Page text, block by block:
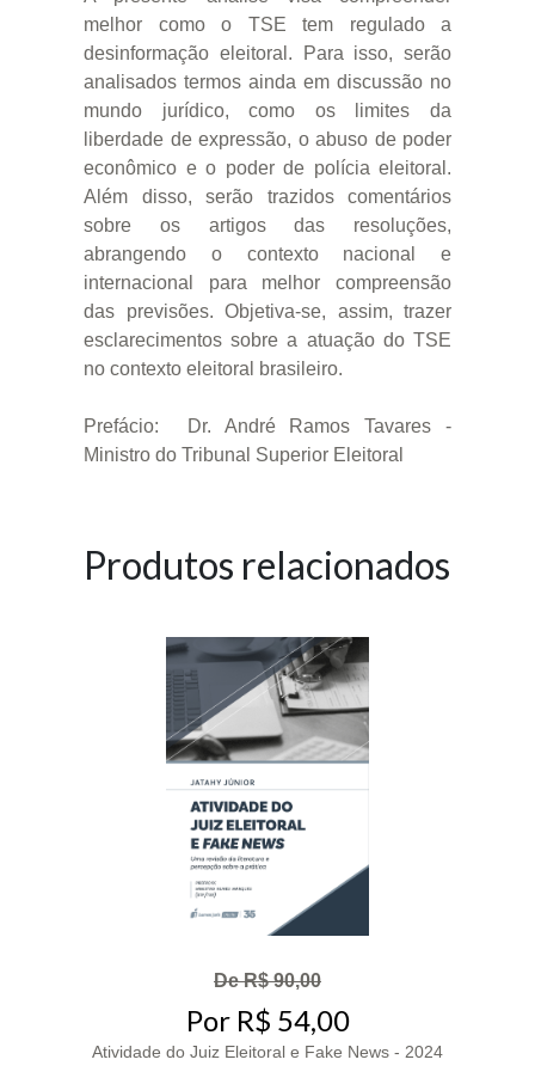
melhor como o TSE tem regulado a
desinformação eleitoral. Para isso, serão
analisados termos ainda em discussão no
mundo jurídico, como os limites da
liberdade de expressão, o abuso de poder
econômico e o poder de polícia eleitoral.
Além disso, serão trazidos comentários
sobre os artigos das resoluções,
abrangendo o contexto nacional e
internacional para melhor compreensão
das previsões. Objetiva-se, assim, trazer
esclarecimentos sobre a atuação do TSE
no contexto eleitoral brasileiro.
Prefácio: Dr. André Ramos Tavares -
Ministro do Tribunal Superior Eleitoral
Produtos relacionados
De R$ 90,00
Por R$ 54,00
Atividade do Juiz Eleitoral e Fake News - 2024